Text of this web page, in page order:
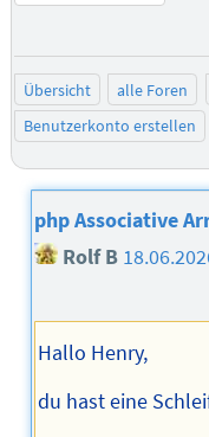
Übersicht alle Foren
Benutzerkonto erstellen
php Associative
Rolf B
Hallo Henry,
du hast eine